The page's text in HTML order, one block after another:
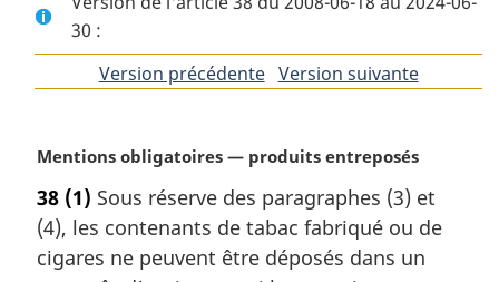
30 :
Version précédentedeVersion suivantede
N
t
e
m
Mentions obligatoires — produits entreposés
38 (1) Sous réserve des paragraphes (3) et
(4), les contenants de tabac fabriqué ou de
cigares ne peuvent être déposés dans un